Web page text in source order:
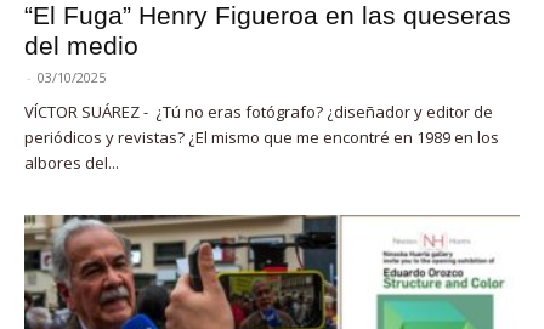
“El Fuga” Henry Figueroa en las queseras
del medio
- 03/10/2025
VÍCTOR SUÁREZ - ¿Tú no eras fotógrafo? ¿diseñador y editor de
periódicos y revistas? ¿El mismo que me encontré en 1989 en los
albores del...